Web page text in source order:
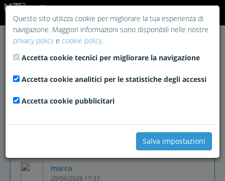
marco
20/06/2026 17:37
Questo sito utilizza cookie per migliorare la tua esperienza di
navigazione. Maggiori informazioni sono disponibili nelle nostre
privacy policye cookie policy.
Accetta cookie tecnici per migliorare la navigazione
Accetta cookie analitici per le statistiche degli accessi
Accetta cookie pubblicitari
Salva impostazioni